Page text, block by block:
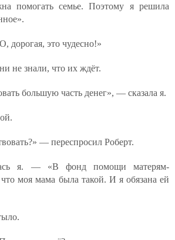
помогать семье. Поэтому я решила
дорогая, это чудесно!»
не знали, что их ждёт.
большую часть денег», — сказала я.
— переспросил Роберт.
я. — «В фонд помощи матерям-
моя мама была такой. И я обязана ей